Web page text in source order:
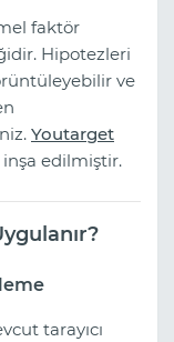
faktör
Hipotezleri
ve
Youtarget
inşa edilmiştir.
tarayıcı